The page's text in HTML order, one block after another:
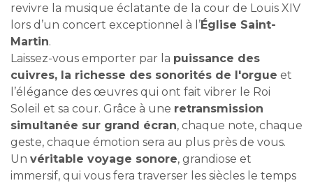
revivre la musique éclatante de la cour de Louis XIV
lors d’un concert exceptionnel à l’Église Saint-
Martin.
Laissez-vous emporter par la puissance des
cuivres, la richesse des sonorités de l'orgue et
l’élégance des œuvres qui ont fait vibrer le Roi
Soleil et sa cour. Grâce à une retransmission
simultanée sur grand écran, chaque note, chaque
geste, chaque émotion sera au plus près de vous.
Un véritable voyage sonore, grandiose et
immersif, qui vous fera traverser les siècles le temps